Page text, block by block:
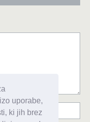
uporabe,
ki jih brez